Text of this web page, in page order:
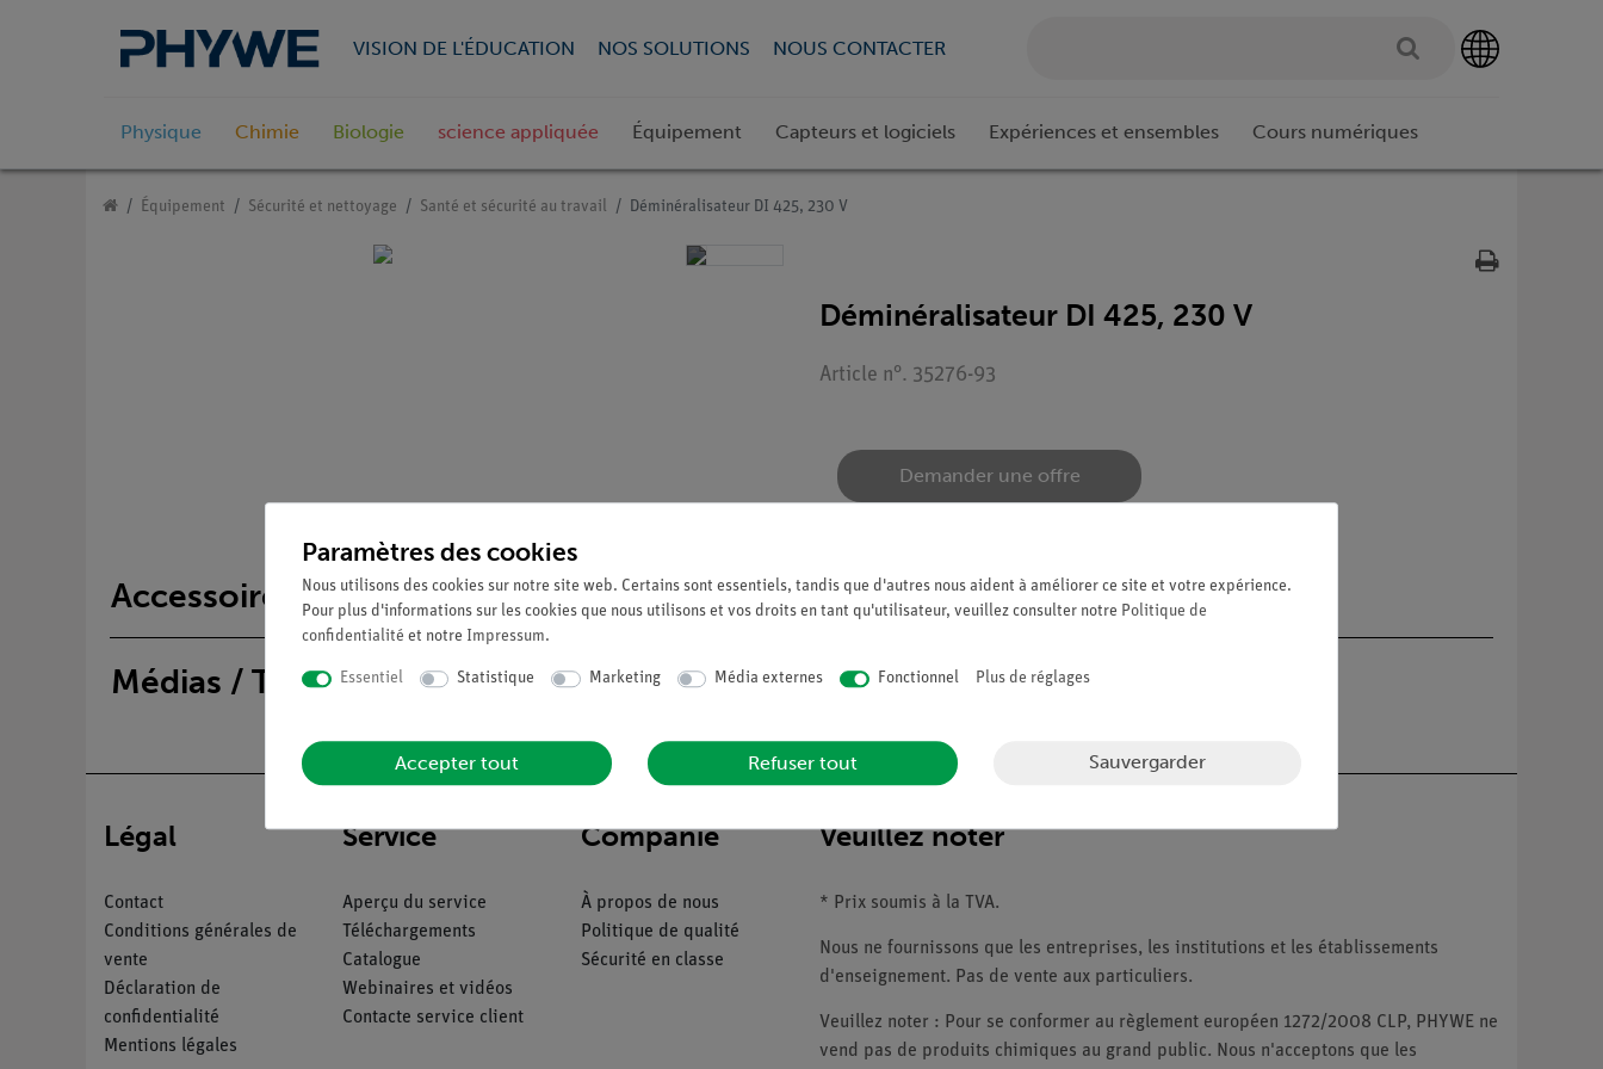
VISION DE L'ÉDUCATION NOS SOLUTIONS NOUS CONTACTER
Physique Chimie Biologie science appliquée Équipement Capteurs et logiciels Expériences et ensembles Cours numériques
Équipement Sécurité et nettoyage Santé et sécurité au travail Déminéralisateur DI 425, 230 V
Déminéralisateur DI 425, 230 V
Article n°. 35276-93
Demander une offre
Accessoires
Médias / Téléchargements
Légal
Contact
Conditions générales de
vente
Déclaration de
confidentialité
Mentions légales
Service
Aperçu du service
Téléchargements
Catalogue
Webinaires et vidéos
Contacte service client
Companie
À propos de nous
Politique de qualité
Sécurité en classe
Veuillez noter
* Prix soumis à la TVA.
Nous ne fournissons que les entreprises, les institutions et les établissements
d'enseignement. Pas de vente aux particuliers.
Veuillez noter : Pour se conformer au règlement européen 1272/2008 CLP, PHYWE ne
vend pas de produits chimiques au grand public. Nous n'acceptons que les
Paramètres des cookies
Nous utilisons des cookies sur notre site web. Certains sont essentiels, tandis que d'autres nous aident à améliorer ce site et votre expérience.
Pour plus d'informations sur les cookies que nous utilisons et vos droits en tant qu'utilisateur, veuillez consulter notre Politique de
confidentialité et notre Impressum.
Essentiel Statistique Marketing Média externes Fonctionnel Plus de réglages
Accepter tout Refuser tout Sauvergarder